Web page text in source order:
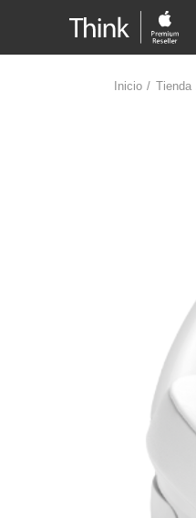
Inicio Tienda